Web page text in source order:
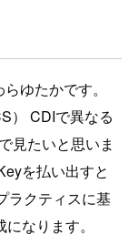
ゆたかです。
） CDIで異なる
見たいと思いま
を払い出すと
ラクティスに基
なります。